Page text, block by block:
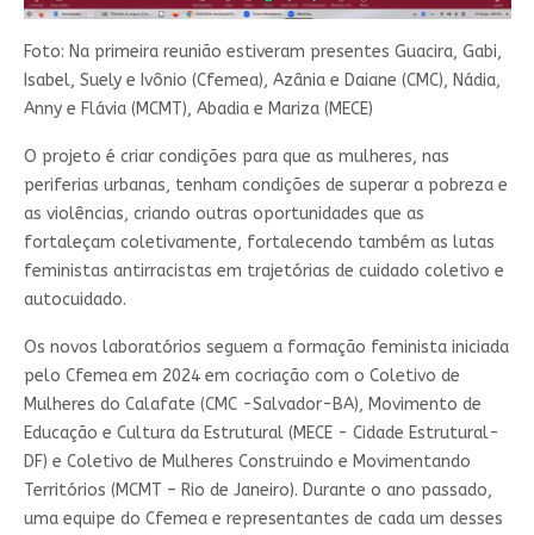
Foto: Na primeira reunião estiveram presentes Guacira, Gabi,
Isabel, Suely e Ivônio (Cfemea), Azânia e Daiane (CMC), Nádia,
Anny e Flávia (MCMT), Abadia e Mariza (MECE)
O projeto é criar condições para que as mulheres, nas
periferias urbanas, tenham condições de superar a pobreza e
as violências, criando outras oportunidades que as
fortaleçam coletivamente, fortalecendo também as lutas
feministas antirracistas em trajetórias de cuidado coletivo e
autocuidado.
Os novos laboratórios seguem a formação feminista iniciada
pelo Cfemea em 2024 em cocriação com o Coletivo de
Mulheres do Calafate (CMC -Salvador-BA), Movimento de
Educação e Cultura da Estrutural (MECE - Cidade Estrutural-
DF) e Coletivo de Mulheres Construindo e Movimentando
Territórios (MCMT – Rio de Janeiro). Durante o ano passado,
uma equipe do Cfemea e representantes de cada um desses